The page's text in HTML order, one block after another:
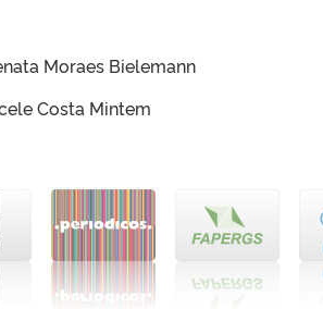
Moraes Bielemann
Costa Mintem